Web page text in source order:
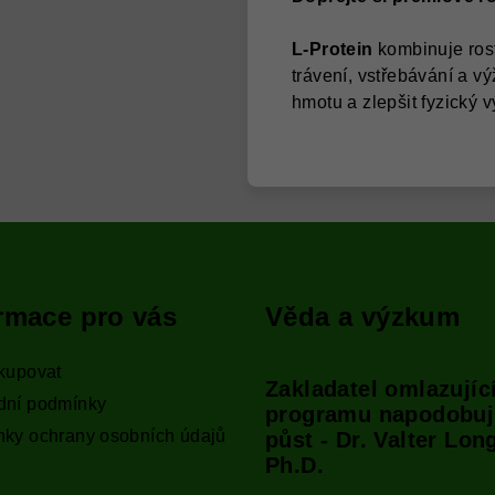
L-Protein kombinuje
trávení, vstřebávání a
hmotu a zlepšit fyzický
pro vás
podmínky
ochrany osobních údajů
Věda a výzkum
Zakladatel
programu
půst - Dr. Valter
Ph.D.